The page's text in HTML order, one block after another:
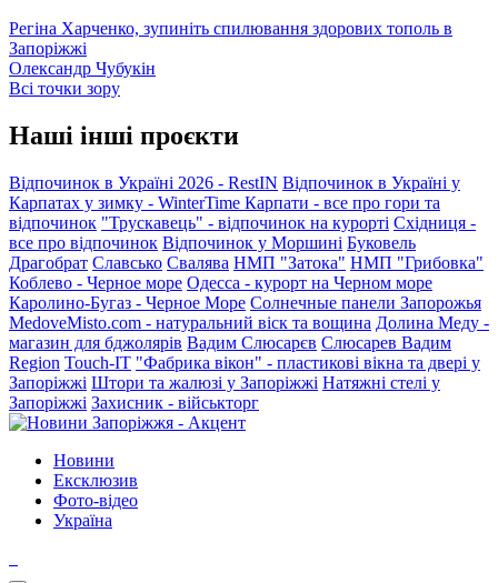
Регіна Харченко, зупиніть спилювання здорових тополь в
Запоріжжі
Олександр Чубукін
Всі точки зору
Наші інші проєкти
Відпочинок в Україні 2026 - RestIN Відпочинок в Україні у
Карпатах у зимку - WinterTime Карпати - все про гори та
відпочинок "Трускавець" - відпочинок на курорті Східниця -
все про відпочинок Відпочинок у Моршині Буковель
Драгобрат Славсько Свалява НМП "Затока" НМП "Грибовка"
Коблево - Черное море Одесса - курорт на Черном море
Каролино-Бугаз - Черное Море Солнечные панели Запорожья
MedoveMisto.com - натуральний віск та вощина Долина Меду -
магазин для бджолярів Вадим Слюсарєв Слюсарев Вадим
Region Touch-IT "Фабрика вікон" - пластикові вікна та двері у
Запоріжжі Штори та жалюзі у Запоріжжі Натяжні стелі у
Запоріжжі Захисник - військторг
Новини
Ексклюзив
Фото-відео
Україна